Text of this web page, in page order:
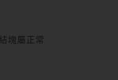
塊屬正常